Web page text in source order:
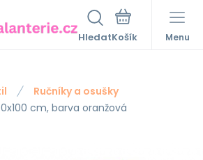
Hledat Menu
Ručníky a osušky
cm, barva oranžová